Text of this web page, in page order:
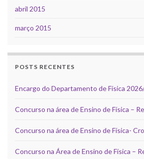
abril 2015
março 2015
POSTS RECENTES
Encargo do Departamento de Física
Concurso na área de Ensino de Física –
Concurso na área de Ensino de Física-
Concurso na Área de Ensino de Física –